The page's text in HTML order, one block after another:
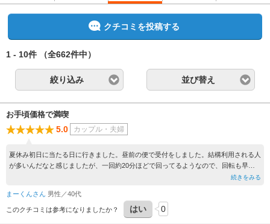
クチコミを投稿する
1 - 10件 （全662件中）
絞り込み 並び替え
お手頃価格で満喫
5.0 カップル・夫婦
夏休み初日に当たる日に行きました。昼前の便で受付をしました。結構利用される人
が多いんだなと感じましたが、一回約20分ほどで回ってるようなので、回転も早
20分でも十分楽しめるクルーズでした。
続きをみる
まーくんさん 男性／40代
このクチコミは参考になりましたか？ はい 0